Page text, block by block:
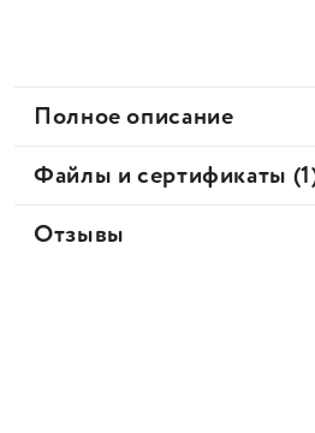
Полное описание
Файлы и сертификаты
Отзывы